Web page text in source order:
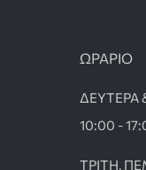
ΩΡΑΡΙΟ
ΔΕΥΤΕΡΑ
10:00 -
ΤΡΙΤΗ,